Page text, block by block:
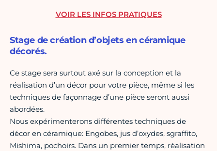
Stage de création d’objets en céramique
décorés.
Ce stage sera surtout axé sur la conception et la
réalisation d’un décor pour votre pièce, même si les
techniques de façonnage d’une pièce seront aussi
abordées.
Nous expérimenterons différentes techniques de
décor en céramique: Engobes, jus d’oxydes, sgraffito,
Mishima, pochoirs. Dans un premier temps, réalisation
VOIR LES INFOS PRATIQUES